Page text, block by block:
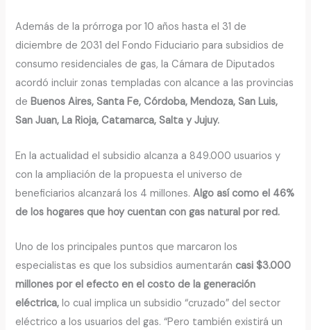
Además de la prórroga por 10 años hasta el 31 de
diciembre de 2031 del Fondo Fiduciario para subsidios de
consumo residenciales de gas, la Cámara de Diputados
acordó incluir zonas templadas con alcance a las provincias
deBuenos Aires, Santa Fe, Córdoba, Mendoza, San Luis,
San Juan, La Rioja, Catamarca, Salta y Jujuy.
En la actualidad el subsidio alcanza a 849.000 usuarios y
con la ampliación de la propuesta el universo de
beneficiarios alcanzará los 4 millones.Algo así como el 46%
de los hogares que hoy cuentan con gas natural por red.
Uno de los principales puntos que marcaron los
especialistas es que los subsidios aumentaráncasi $3.000
millones por el efecto en el costo de la generación
eléctrica, lo cual implica un subsidio “cruzado” del sector
eléctrico a los usuarios del gas. “Pero también existirá un